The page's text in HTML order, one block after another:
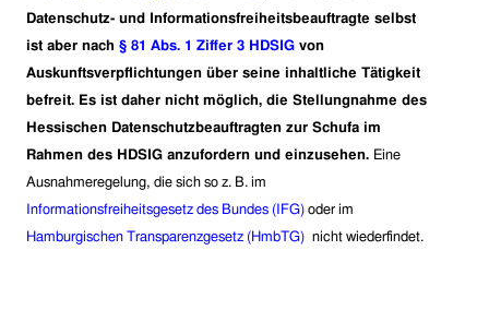
Datenschutz- und Informationsfreiheitsbeauftragte selbst
ist aber nach § 81 Abs. 1 Ziffer 3 HDSIG von
Auskunftsverpflichtungen über seine inhaltliche Tätigkeit
befreit. Es ist daher nicht möglich, die Stellungnahme des
Hessischen Datenschutzbeauftragten zur Schufa im
Rahmen des HDSIG anzufordern und einzusehen. Eine
Ausnahmeregelung, die sich so z. B. im
Informationsfreiheitsgesetz des Bundes (IFG) oder im
Hamburgischen Transparenzgesetz (HmbTG) nicht wiederfindet.